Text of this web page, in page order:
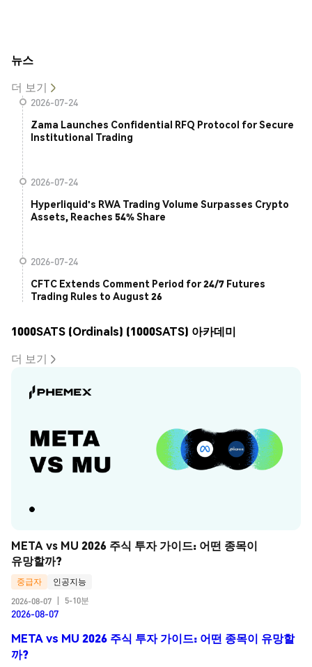
뉴스
더 보기
2026-07-24
Zama Launches Confidential RFQ Protocol for Secure
Institutional Trading
2026-07-24
Hyperliquid's RWA Trading Volume Surpasses Crypto
Assets, Reaches 54% Share
2026-07-24
CFTC Extends Comment Period for 24/7 Futures
Trading Rules to August 26
1000SATS (Ordinals) (1000SATS) 아카데미
더 보기
META vs MU 2026 주식 투자 가이드: 어떤 종목이
유망할까?
중급자
인공지능
2026-08-07
5-10분
2026-08-07
META vs MU 2026 주식 투자 가이드: 어떤 종목이 유망할
까?